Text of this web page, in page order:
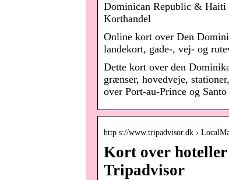
Dominican Republic &
Korthandel
Online kort over Den
landekort, gade-, vej- og
Dette kort over den
grænser, hovedveje,
over Port-au-Prince og
http s://www.tripadvisor.dk ›
Kort over
Tripadvisor